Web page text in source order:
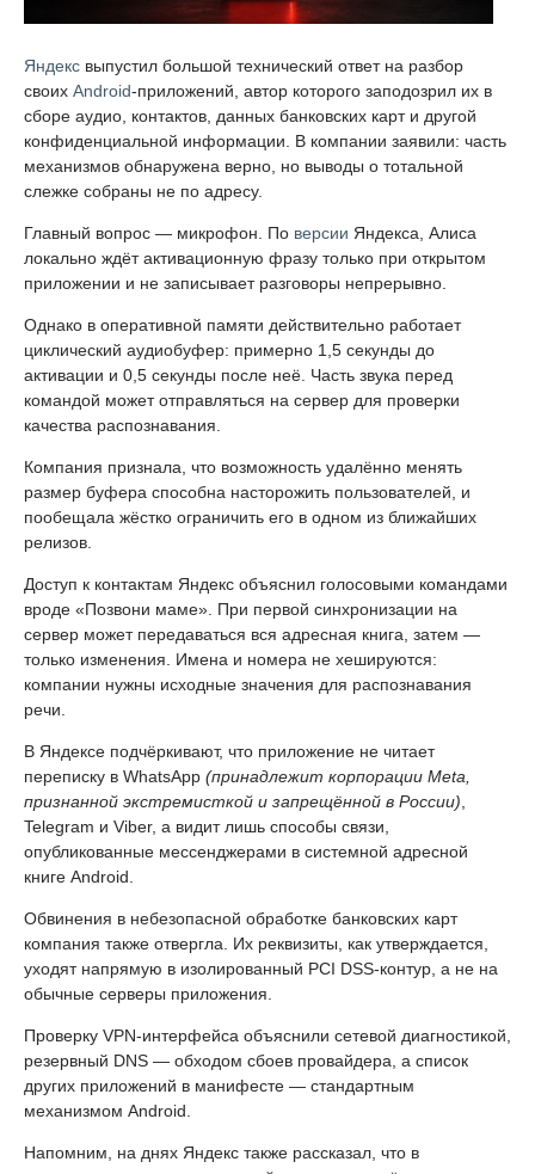
Яндекс выпустил большой технический ответ на разбор
своих Android-приложений, автор которого заподозрил их в
сборе аудио, контактов, данных банковских карт и другой
конфиденциальной информации. В компании заявили: часть
механизмов обнаружена верно, но выводы о тотальной
слежке собраны не по адресу.
Главный вопрос — микрофон. По версии Яндекса, Алиса
локально ждёт активационную фразу только при открытом
приложении и не записывает разговоры непрерывно.
Однако в оперативной памяти действительно работает
циклический аудиобуфер: примерно 1,5 секунды до
активации и 0,5 секунды после неё. Часть звука перед
командой может отправляться на сервер для проверки
качества распознавания.
Компания признала, что возможность удалённо менять
размер буфера способна насторожить пользователей, и
пообещала жёстко ограничить его в одном из ближайших
релизов.
Доступ к контактам Яндекс объяснил голосовыми командами
вроде «Позвони маме». При первой синхронизации на
сервер может передаваться вся адресная книга, затем —
только изменения. Имена и номера не хешируются:
компании нужны исходные значения для распознавания
речи.
В Яндексе подчёркивают, что приложение не читает
переписку в WhatsApp (принадлежит корпорации Meta,
признанной экстремисткой и запрещённой в России),
Telegram и Viber, а видит лишь способы связи,
опубликованные мессенджерами в системной адресной
книге Android.
Обвинения в небезопасной обработке банковских карт
компания также отвергла. Их реквизиты, как утверждается,
уходят напрямую в изолированный PCI DSS-контур, а не на
обычные серверы приложения.
Проверку VPN-интерфейса объяснили сетевой диагностикой,
резервный DNS — обходом сбоев провайдера, а список
других приложений в манифесте — стандартным
механизмом Android.
Напомним, на днях Яндекс также рассказал, что в